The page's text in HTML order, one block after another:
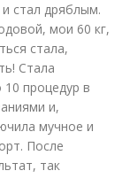
стал дряблым.
мои 60 кг,
стала,
Стала
процедур в
и,
мучное и
После
так